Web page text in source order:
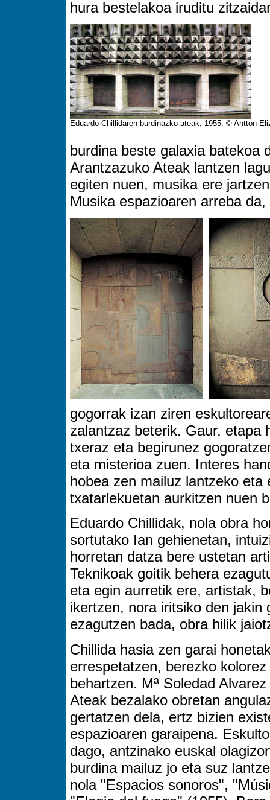
hura bestelakoa iruditu
Eduardo Chillidaren burdinazko ateak, 1955. © Antton
burdina beste galaxia batekoa
Arantzazuko Ateak lantzen
egiten nuen, musika ere
Musika espazioaren arreba
gogorrak izan ziren
zalantzaz beterik. Gaur, etapa
txeraz eta begirunez
eta misterioa zuen. Interes
hobea zen mailuz lantzeko
txatarlekuetan aurkitzen nuen
Eduardo Chillidak, nola obra
sortutako Ian gehienetan,
horretan datza bere ustetan
Teknikoak goitik behera
eta egin aurretik ere, artistak,
ikertzen, nora iritsiko den jakin
ezagutzen bada, obra hilik
Chillida hasia zen garai
errespetatzen, berezko
behartzen. Mª Soledad
Ateak bezalako obretan
gertatzen dela, ertz bizien
espazioaren garaipena.
dago, antzinako euskal
burdina mailuz jo eta suz
nola "Espacios sonoros",